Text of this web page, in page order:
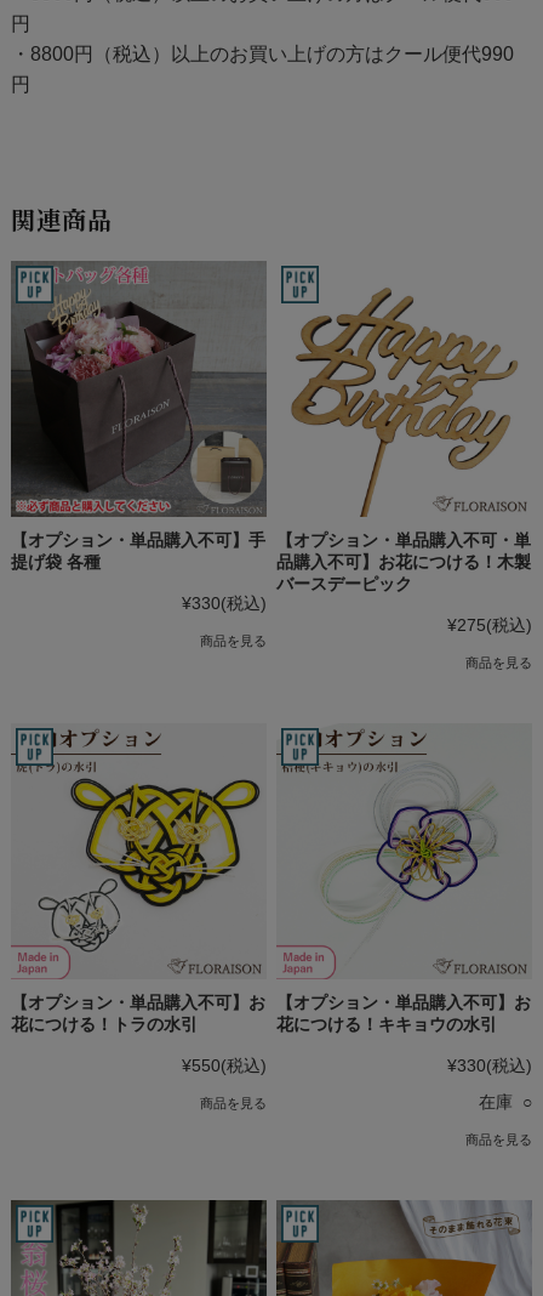
円
・8800円（税込）以上のお買い上げの方はクール便代990
円
関連商品
【オプション・単品購入不可】手
提げ袋 各種
¥330(税込)
商品を見る
【オプション・単品購入不可・単
品購入不可】お花につける！木製
バースデーピック
¥275(税込)
商品を見る
【オプション・単品購入不可】お
花につける！トラの水引
¥550(税込)
商品を見る
【オプション・単品購入不可】お
花につける！キキョウの水引
¥330(税込)
在庫 ○
商品を見る